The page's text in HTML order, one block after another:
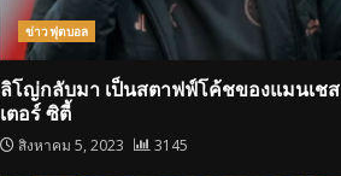
ข่าวฟุตบอล
ลิโญ่กลับมา เป็นสตาฟฟ์โค้ชของแมนเชส
เตอร์ ซิตี้
สิงหาคม 5, 2023 3145